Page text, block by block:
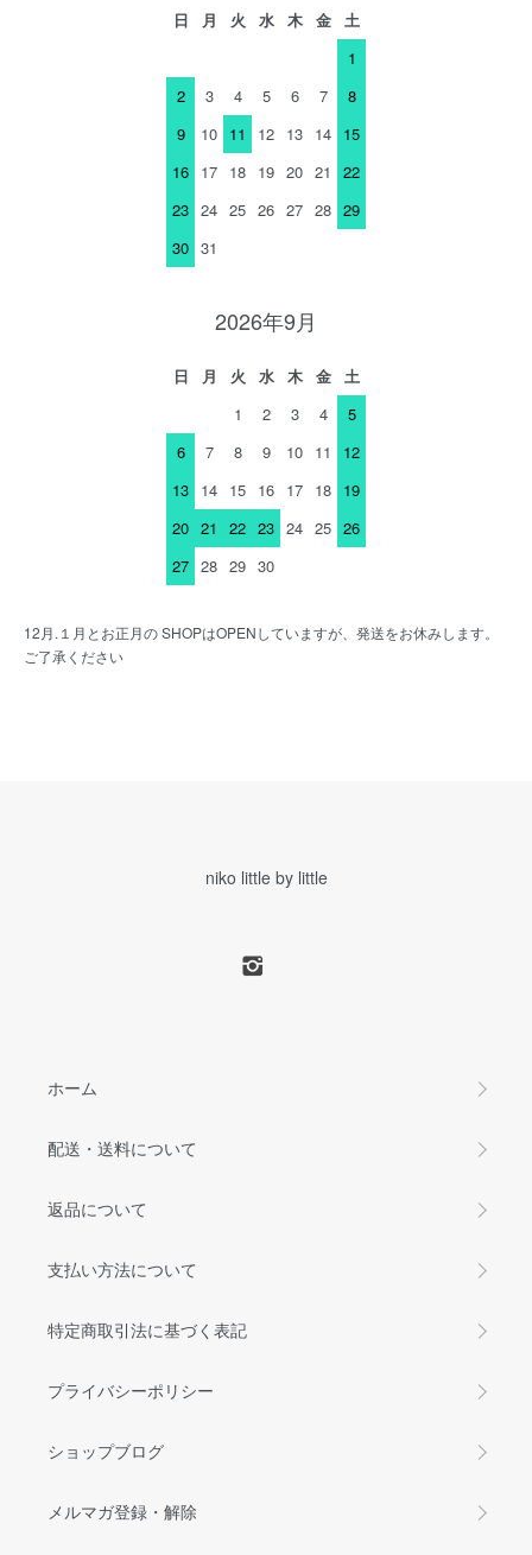
日 月 火 水 木 金
土
1
2
3 4 5 6 7
8
9
10 11 12 13 14 15
16 17 18 19 20 21
22
23 24 25 26 27 28 29
30 31
2026年9月
日 月 火 水 木 金
土
1
2 3 4
5
6
7 8 9 10 11
12
13 14 15 16 17 18 19
20 21 22 23 24 25 26
27 28 29 30
12月.１月とお正月の SHOPはOPENしていますが、発送をお休みします。
ご了承ください
niko little by little
ホーム
配送・送料について
返品について
支払い方法について
特定商取引法に基づく表記
プライバシーポリシー
ショップブログ
メルマガ登録・解除